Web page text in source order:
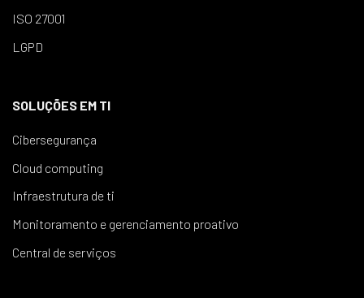
ISO 27001
LGPD
SOLUÇÕES EM TI
Cibersegurança
Cloud computing
Infraestrutura de ti
Monitoramento e gerenciamento proativo
Central de serviços